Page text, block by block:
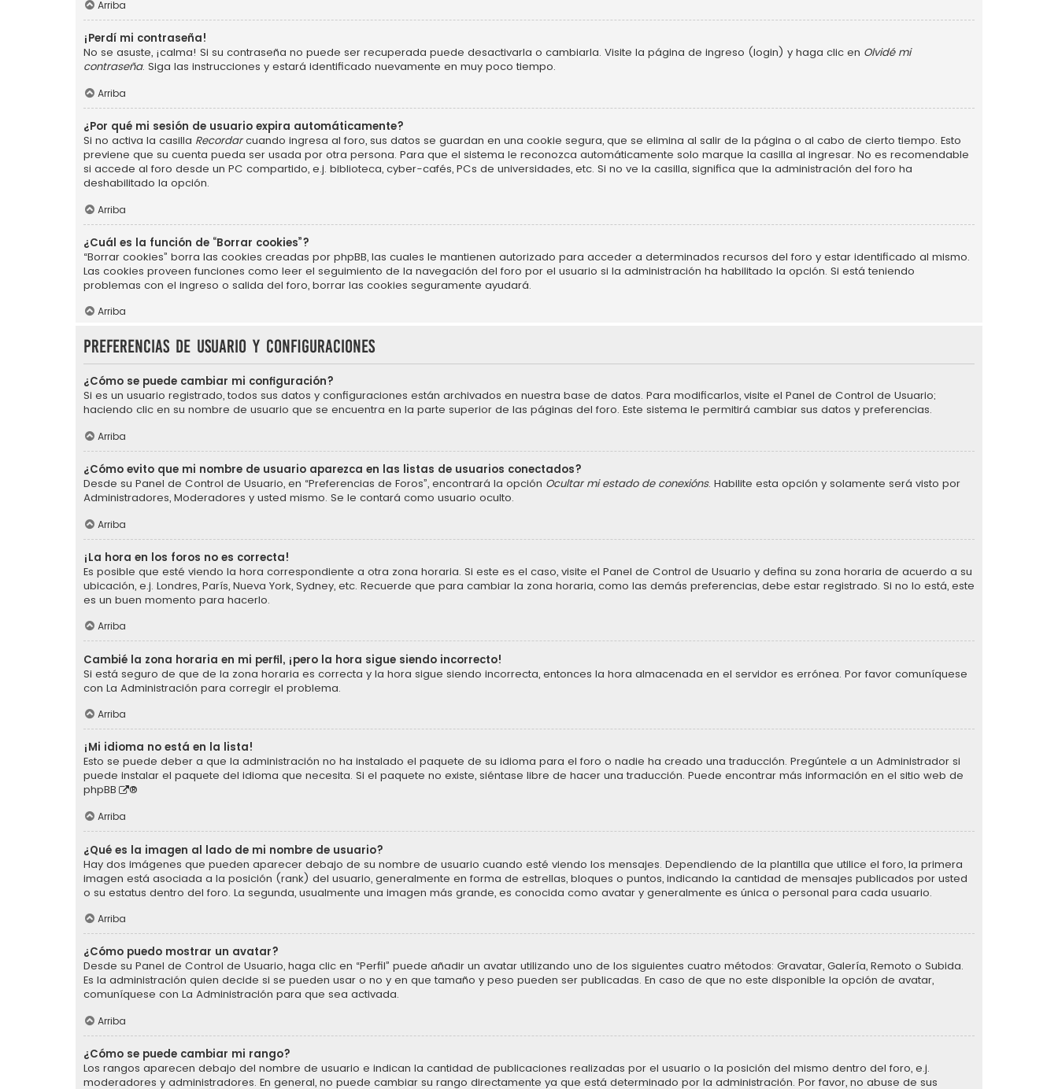
Arriba
¡Perdí mi contraseña!
No se asuste, ¡calma! Si su contraseña no puede ser recuperada puede desactivarla o cambiarla. Visite la página de ingreso (login) y haga clic en Olvidé mi
contraseña. Siga las instrucciones y estará identificado nuevamente en muy poco tiempo.
Arriba
¿Por qué mi sesión de usuario expira automáticamente?
Si no activa la casilla Recordarcuando ingresa al foro, sus datos se guardan en una cookie segura, que se elimina al salir de la página o al cabo de cierto tiempo. Esto
previene que su cuenta pueda ser usada por otra persona. Para que el sistema le reconozca automáticamente solo marque la casilla al ingresar. No es recomendable
si accede al foro desde un PC compartido, e.j. biblioteca, cyber-cafés, PCs de universidades, etc. Si no ve la casilla, significa que la administración del foro ha
deshabilitado la opción.
Arriba
¿Cuál es la función de “Borrar cookies”?
“Borrar cookies” borra las cookies creadas por phpBB, las cuales le mantienen autorizado para acceder a determinados recursos del foro y estar identificado al mismo.
Las cookies proveen funciones como leer el seguimiento de la navegación del foro por el usuario si la administración ha habilitado la opción. Si está teniendo
problemas con el ingreso o salida del foro, borrar las cookies seguramente ayudará.
Arriba
Preferencias de usuario y configuraciones
¿Cómo se puede cambiar mi configuración?
Si es un usuario registrado, todos sus datos y configuraciones están archivados en nuestra base de datos. Para modificarlos, visite el Panel de Control de Usuario;
haciendo clic en su nombre de usuario que se encuentra en la parte superior de las páginas del foro. Este sistema le permitirá cambiar sus datos y preferencias.
Arriba
¿Cómo evito que mi nombre de usuario aparezca en las listas de usuarios conectados?
Desde su Panel de Control de Usuario, en “Preferencias de Foros”, encontrará la opción Ocultar mi estado de conexións. Habilite esta opción y solamente será visto por
Administradores, Moderadores y usted mismo. Se le contará como usuario oculto.
Arriba
¡La hora en los foros no es correcta!
Es posible que esté viendo la hora correspondiente a otra zona horaria. Si este es el caso, visite el Panel de Control de Usuario y defina su zona horaria de acuerdo a su
ubicación, e.j. Londres, París, Nueva York, Sydney, etc. Recuerde que para cambiar la zona horaria, como las demás preferencias, debe estar registrado. Si no lo está, este
es un buen momento para hacerlo.
Arriba
Cambié la zona horaria en mi perfil, ¡pero la hora sigue siendo incorrecto!
Si está seguro de que de la zona horaria es correcta y la hora sigue siendo incorrecta, entonces la hora almacenada en el servidor es errónea. Por favor comuníquese
con La Administración para corregir el problema.
Arriba
¡Mi idioma no está en la lista!
Esto se puede deber a que la administración no ha instalado el paquete de su idioma para el foro o nadie ha creado una traducción. Pregúntele a un Administrador si
puede instalar el paquete del idioma que necesita. Si el paquete no existe, siéntase libre de hacer una traducción. Puede encontrar más información en el sitio web de
phpBB
®
Arriba
¿Qué es la imagen al lado de mi nombre de usuario?
Hay dos imágenes que pueden aparecer debajo de su nombre de usuario cuando esté viendo los mensajes. Dependiendo de la plantilla que utilice el foro, la primera
imagen está asociada a la posición (rank) del usuario, generalmente en forma de estrellas, bloques o puntos, indicando la cantidad de mensajes publicados por usted
o su estatus dentro del foro. La segunda, usualmente una imagen más grande, es conocida como avatar y generalmente es única o personal para cada usuario.
Arriba
¿Cómo puedo mostrar un avatar?
Desde su Panel de Control de Usuario, haga clic en “Perfil” puede añadir un avatar utilizando uno de los siguientes cuatro métodos: Gravatar, Galería, Remoto o Subida.
Es la administración quien decide si se pueden usar o no y en que tamaño y peso pueden ser publicadas. En caso de que no este disponible la opción de avatar,
comuníquese con La Administración para que sea activada.
Arriba
¿Cómo se puede cambiar mi rango?
Los rangos aparecen debajo del nombre de usuario e indican la cantidad de publicaciones realizadas por el usuario o la posición del mismo dentro del foro, e.j.
moderadores y administradores. En general, no puede cambiar su rango directamente ya que está determinado por la administración. Por favor, no abuse de sus